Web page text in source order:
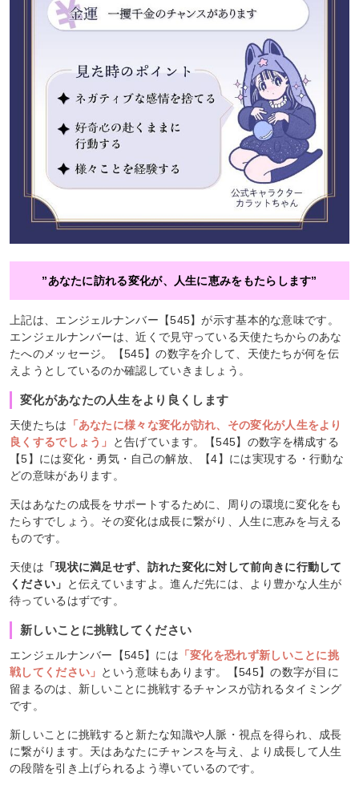
”あなたに訪れる変化が、人生に恵みをもたらします”
上記は、エンジェルナンバー【545】が示す基本的な意味です。
エンジェルナンバーは、近くで見守っている天使たちからのあな
たへのメッセージ。【545】の数字を介して、天使たちが何を伝
えようとしているのか確認していきましょう。
変化があなたの人生をより良くします
天使たちは 「あなたに様々な変化が訪れ、その変化が人生をより
良くするでしょう」
と告げています。【545】の数字を構成する
【5】には変化・勇気・自己の解放、【4】には実現する・行動な
どの意味があります。
天はあなたの成長をサポートするために、周りの環境に変化をも
たらすでしょう。その変化は成長に繋がり、人生に恵みを与える
ものです。
天使は 「現状に満足せず、訪れた変化に対して前向きに行動して
ください」
と伝えていますよ。進んだ先には、より豊かな人生が
待っているはずです。
新しいことに挑戦してください
エンジェルナンバー【545】には 「変化を恐れず新しいことに挑
戦してください」 という意味もあります。【545】の数字が目に
留まるのは、新しいことに挑戦するチャンスが訪れるタイミング
です。
新しいことに挑戦すると新たな知識や人脈・視点を得られ、成長
に繋がります。天はあなたにチャンスを与え、より成長して人生
の段階を引き上げられるよう導いているのです。